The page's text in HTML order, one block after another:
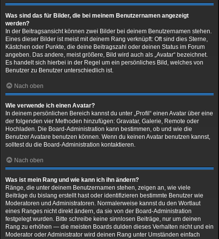
Was sind das für Bilder, die bei meinem Benutzernamen angezeigt
werden?
In der Beitragsansicht können zwei Bilder bei deinem Benutzernamen stehen.
Eines dieser Bilder ist meist mit deinem Rang verknüpft: Oft sind dies Sterne,
Kästchen oder Punkte, die deine Beitragszahl oder deinen Status im Forum
angeben. Das andere, meist größere, Bild wird auch als „Avatar“ bezeichnet.
Es handelt sich hierbei in der Regel um ein persönliches Bild, welches von
Benutzer zu Benutzer unterschiedlich ist.
Nach oben
Wie verwende ich einen Avatar?
In deinem persönlichen Bereich kannst du unter „Profil“ einen Avatar über eine
der folgenden vier Methoden hinzufügen: Gravatar, Galerie, Remote oder
Hochladen. Die Board-Administration kann bestimmen, ob und wie die
Benutzer Avatare benutzen können. Wenn du keinen Avatar benutzen kannst,
solltest du die Board-Administration kontaktieren.
Nach oben
Was ist mein Rang und wie kann ich ihn ändern?
Ränge, die unter deinem Benutzernamen stehen, zeigen an, wie viele
Beiträge du bislang erstellt hast oder identifizieren bestimmte Benutzer wie
Moderatoren und Administratoren. Normalerweise kannst du den Wortlaut
eines Ranges nicht direkt ändern, da sie von der Board-Administration
festgelegt wurden. Bitte schreibe keine sinnlosen Beiträge, nur um deinen
Rang zu erhöhen — die meisten Boards dulden dieses Verhalten nicht und ein
Moderator oder Administrator wird deinen Rang unter Umständen einfach